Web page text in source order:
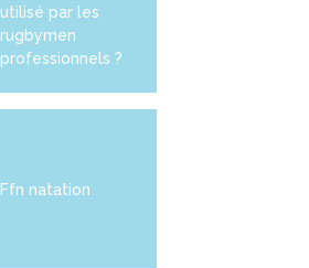
utilisé par les
rugbymen
professionnels ?
Ffn natation